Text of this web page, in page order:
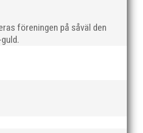
föreningen på såväl den
er i gruppen här!